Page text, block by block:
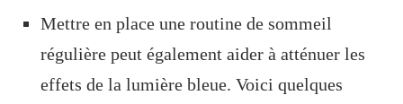
Mettre en place une routine de sommeil
régulière peut également aider à atténuer les
effets de la lumière bleue. Voici quelques